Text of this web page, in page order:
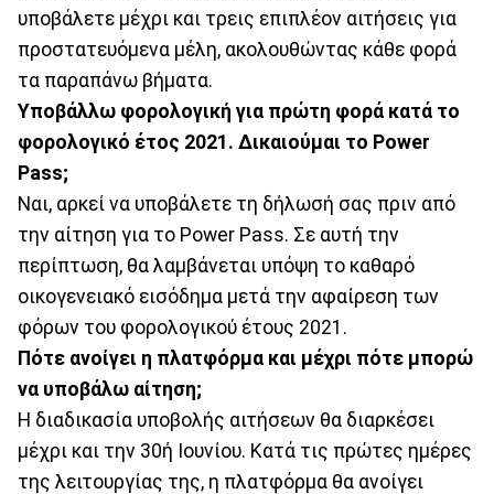
υποβάλετε μέχρι και τρεις επιπλέον αιτήσεις για
προστατευόμενα μέλη, ακολουθώντας κάθε φορά
τα παραπάνω βήματα.
Υποβάλλω φορολογική για πρώτη φορά κατά το
φορολογικό έτος 2021. Δικαιούμαι το Power
Pass;
Ναι, αρκεί να υποβάλετε τη δήλωσή σας πριν από
την αίτηση για το Power Pass. Σε αυτή την
περίπτωση, θα λαμβάνεται υπόψη το καθαρό
οικογενειακό εισόδημα μετά την αφαίρεση των
φόρων του φορολογικού έτους 2021.
Πότε ανοίγει η πλατφόρμα και μέχρι πότε μπορώ
να υποβάλω αίτηση;
Η διαδικασία υποβολής αιτήσεων θα διαρκέσει
μέχρι και την 30ή Ιουνίου. Κατά τις πρώτες ημέρες
της λειτουργίας της, η πλατφόρμα θα ανοίγει